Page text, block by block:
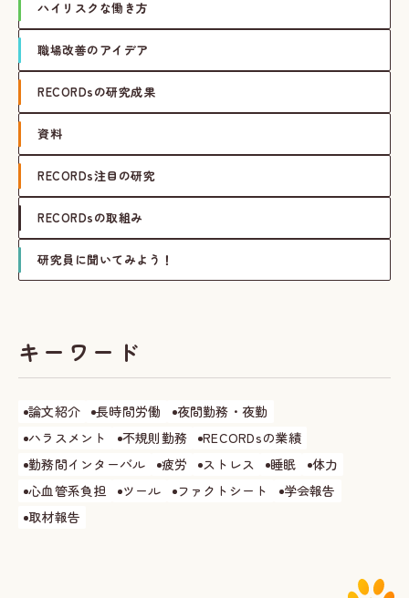
ハイリスクな働き方
職場改善のアイデア
RECORDsの研究成果
資料
RECORDs注目の研究
RECORDsの取組み
研究員に聞いてみよう！
キーワード
論文紹介 長時間労働
夜間勤務・夜勤
ハラスメント
不規則勤務
RECORDsの業績
勤務間インターバル
疲労 ストレス 睡眠
体力
心血管系負担
ツール ファクトシート
学会報告
取材報告